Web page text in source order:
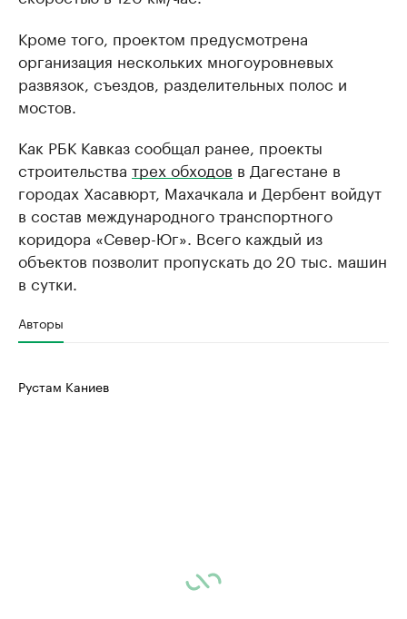
Кроме того, проектом предусмотрена
организация нескольких многоуровневых
развязок, съездов, разделительных полос и
мостов.
Как РБК Кавказ сообщал ранее, проекты
строительства трех обходов в Дагестане в
городах Хасавюрт, Махачкала и Дербент войдут
в состав международного транспортного
коридора «Север-Юг». Всего каждый из
объектов позволит пропускать до 20 тыс. машин
в сутки.
Авторы
Рустам Каниев